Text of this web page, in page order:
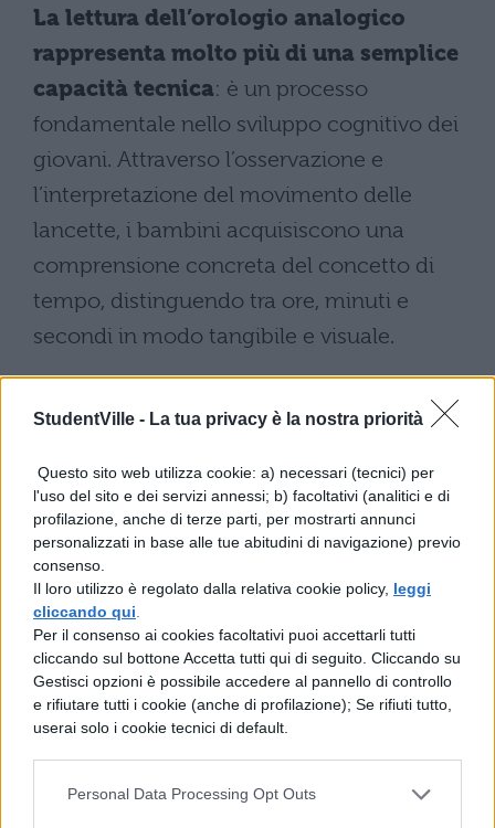
StudentVille - La tua privacy è la nostra priorità
Questo sito web utilizza cookie: a) necessari (tecnici) per
l'uso del sito e dei servizi annessi; b) facoltativi (analitici e di
profilazione, anche di terze parti, per mostrarti annunci
personalizzati in base alle tue abitudini di navigazione) previo
consenso.
Il loro utilizzo è regolato dalla relativa cookie policy, leggi
cliccando qui
Per il consenso ai cookies facoltativi puoi accettarli tutti
cliccando sul bottone Accetta tutti qui di seguito. Cliccando su
Gestisci opzioni è possibile accedere al pannello di controllo
e rifiutare tutti i cookie (anche di profilazione); Se rifiuti tutto,
userai solo i cookie tecnici di default.
Personal Data Processing Opt Outs
La lettura dell’orologio analogico
rappresenta molto più di una semplice
capacità tecnica: è un processo
fondamentale nello sviluppo cognitivo dei
giovani. Attraverso l’osservazione e
l’interpretazione del movimento delle
lancette, i bambini acquisiscono una
comprensione concreta del concetto di
tempo, distinguendo tra ore, minuti e
secondi in modo tangibile e visuale.
L’apprendimento di questa competenza
stimola diverse abilità cognitive, tra cui
interpretazione dei simboli. La pratica
quotidiana con gli orologi analogici aiuta
inoltre a sviluppare l’autonomia personale,
permettendo ai giovani di gestire meglio il
proprio tempo e organizzare le attività
giornaliere in modo efficace.
La progressiva scomparsa di questa abilità,
digitali, potrebbe avere conseguenze